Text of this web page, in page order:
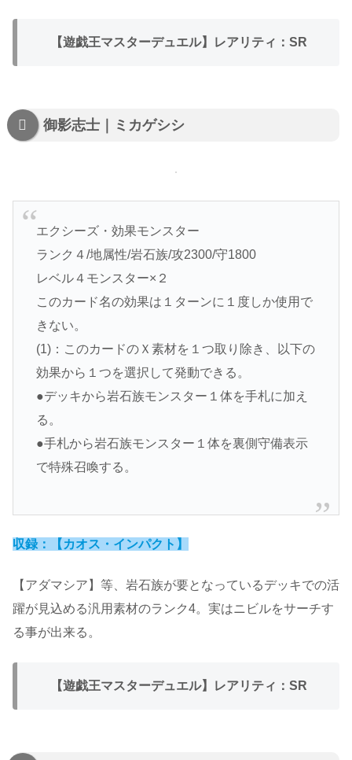
【遊戯王マスターデュエル】レアリティ：SR
御影志士｜ミカゲシシ
エクシーズ・効果モンスター
ランク４/地属性/岩石族/攻2300/守1800
レベル４モンスター×２
このカード名の効果は１ターンに１度しか使用で
きない。
(1)：このカードのＸ素材を１つ取り除き、以下の
効果から１つを選択して発動できる。
●デッキから岩石族モンスター１体を手札に加え
る。
●手札から岩石族モンスター１体を裏側守備表示
で特殊召喚する。
収録：【カオス・インパクト】
【アダマシア】等、岩石族が要となっているデッキでの活
躍が見込める汎用素材のランク4。実はニビルをサーチす
る事が出来る。
【遊戯王マスターデュエル】レアリティ：SR